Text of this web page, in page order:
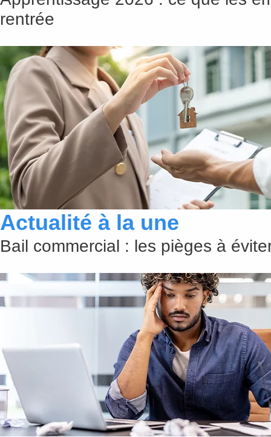
rentrée
Actualité à la une
Bail commercial : les pièges à